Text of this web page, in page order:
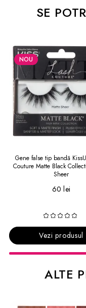
SE
NOU
Gene false tip bandă
Couture Matte Black
Sheer
60 lei
Vezi produsul
ALTE